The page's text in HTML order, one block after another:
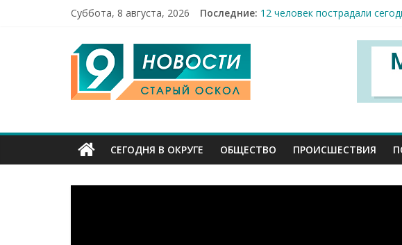
Суббота, 8 августа, 2026 Последние: 12 человек пострадали
Строители принимают
Праздник спорта и
Бесплатная арт-
9
Канал
Старый
Оскол
СЕГОДНЯ В ОКРУГЕ ОБЩЕСТВО ПРОИСШЕСТВИЯ